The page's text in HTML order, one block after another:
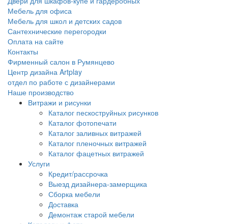
Мебель для офиса
Мебель для школ и детских садов
Сантехнические перегородки
Оплата на сайте
Контакты
Фирменный салон в Румянцево
Центр дизайна Artplay
отдел по работе с дизайнерами
Наше производство
Витражи и рисунки
Каталог пескоструйных рисунков
Каталог фотопечати
Каталог заливных витражей
Каталог пленочных витражей
Каталог фацетных витражей
Услуги
Кредит/рассрочка
Выезд дизайнера-замерщика
Сборка мебели
Доставка
Демонтаж старой мебели